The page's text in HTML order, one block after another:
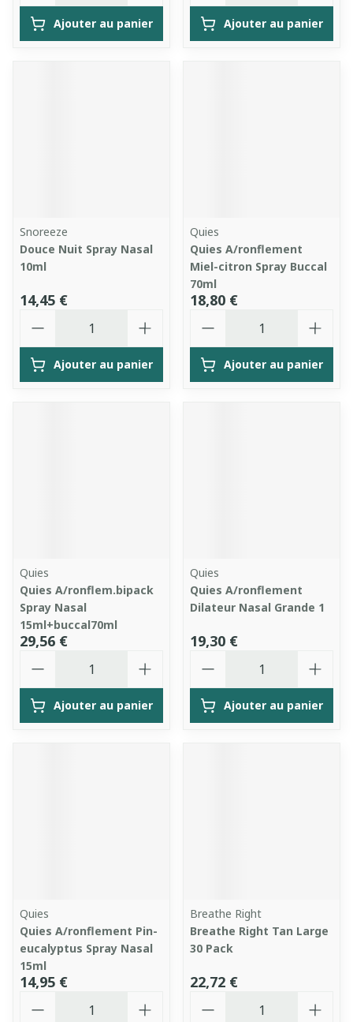
Ajouter au panier Ajouter au panier
Snoreeze
Douce Nuit Spray Nasal
10ml
14,45 €
Ajouter au panier
Quies
Quies A/ronflement
Miel-citron Spray Buccal
70ml
18,80 €
Ajouter au panier
Quies
Quies A/ronflem.bipack
Spray Nasal
15ml+buccal70ml
29,56 €
Ajouter au panier
Quies
Quies A/ronflement
Dilateur Nasal Grande 1
19,30 €
Ajouter au panier
Quies
Quies A/ronflement Pin-
eucalyptus Spray Nasal
15ml
14,95 €
Breathe Right
Breathe Right Tan Large
30 Pack
22,72 €